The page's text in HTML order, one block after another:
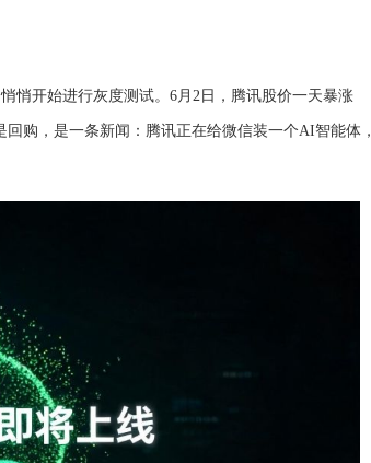
悄开始进行灰度测试。6月2日，腾讯股价一天暴涨
购，是一条新闻：腾讯正在给微信装一个AI智能体，